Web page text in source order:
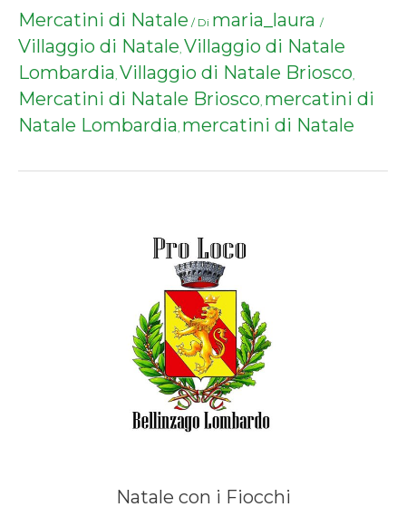
Mercatini di Natale / Di maria_laura /
Villaggio di Natale, Villaggio di Natale
Lombardia, Villaggio di Natale Briosco,
Mercatini di Natale Briosco, mercatini di
Natale Lombardia, mercatini di Natale
Natale con i Fiocchi